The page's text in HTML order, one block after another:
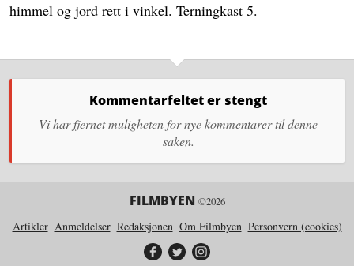
himmel og jord rett i vinkel. Terningkast 5.
Kommentarfeltet er stengt
Vi har fjernet muligheten for nye kommentarer til denne
saken.
FILMBYEN ©2026
Artikler Anmeldelser Redaksjonen Om Filmbyen Personvern (cookies)
Filmbyen på Facebook
Filmbyen på Twitter
Filmbyen på Instagram